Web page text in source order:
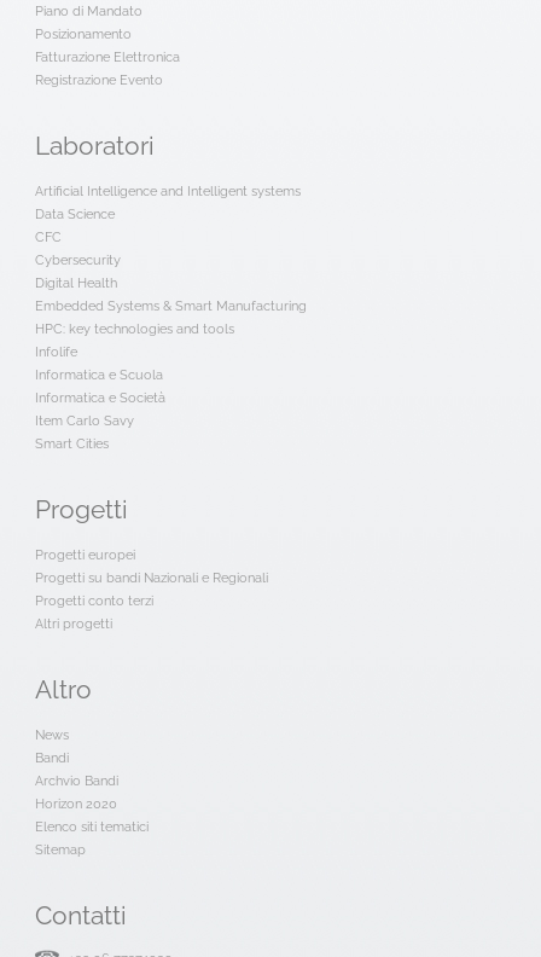
Piano di Mandato
Posizionamento
Fatturazione Elettronica
Registrazione Evento
Laboratori
Artificial Intelligence and Intelligent systems
Data Science
CFC
Cybersecurity
Digital Health
Embedded Systems & Smart Manufacturing
HPC: key technologies and tools
Infolife
Informatica e Scuola
Informatica e Società
Item Carlo Savy
Smart Cities
Progetti
Progetti europei
Progetti su bandi Nazionali e Regionali
Progetti conto terzi
Altri progetti
Altro
News
Bandi
Archvio Bandi
Horizon 2020
Elenco siti tematici
Sitemap
Contatti